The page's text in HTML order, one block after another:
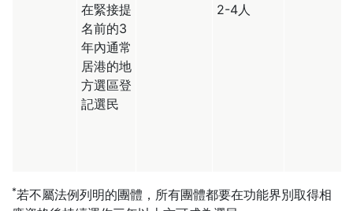
在緊接提
名前的3
年內通常
居港的地
方選區登
記選民
2-4人
*若不屬法例列明的團體，所有團體都要在功能界別取得相